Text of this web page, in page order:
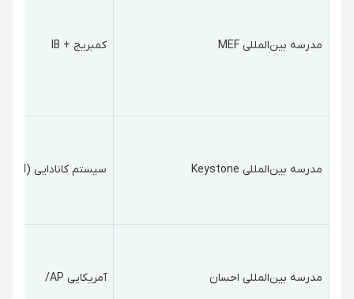
مدرسه بین‌المللی MEF کمبریج + IB
مدرسه بین‌المللی Keystone سیستم کانادایی (PEI)
مدرسه بین‌المللی احسان آمریکایی AP/